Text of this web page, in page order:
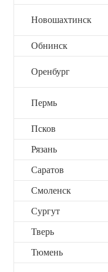
Новошахтинск
Обнинск
Оренбург
Пермь
Псков
Рязань
Саратов
Смоленск
Сургут
Тверь
Тюмень